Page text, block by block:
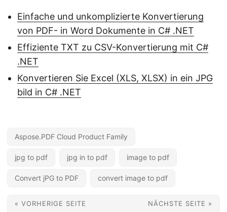
Einfache und unkomplizierte Konvertierung
von PDF- in Word Dokumente in C# .NET
Effiziente TXT zu CSV-Konvertierung mit C#
.NET
Konvertieren Sie Excel (XLS, XLSX) in ein JPG
bild in C# .NET
Aspose.PDF Cloud Product Family
jpg to pdf jpg in to pdf image to pdf
Convert jPG to PDF convert image to pdf
« VORHERIGE SEITE NÄCHSTE SEITE »